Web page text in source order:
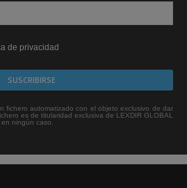
de privacidad
fichero automatizado con el objeto exclusivo de dar
es de titularidad exclusiva de LEXDIR GLOBAL
ningún caso.